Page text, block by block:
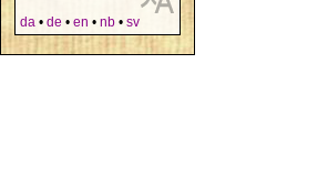
da • de • en • nb • sv